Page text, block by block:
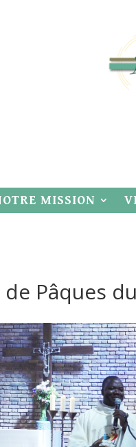
MISSION
Pâques